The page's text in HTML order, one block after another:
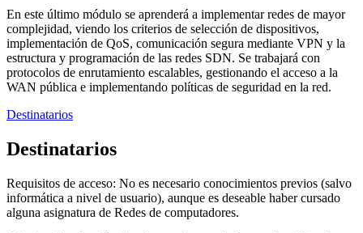
En este último módulo se aprenderá a implementar redes de mayor
complejidad, viendo los criterios de selección de dispositivos,
implementación de QoS, comunicación segura mediante VPN y la
estructura y programación de las redes SDN. Se trabajará con
protocolos de enrutamiento escalables, gestionando el acceso a la
WAN pública e implementando políticas de seguridad en la red.
Destinatarios
Destinatarios
Requisitos de acceso: No es necesario conocimientos previos (salvo
informática a nivel de usuario), aunque es deseable haber cursado
alguna asignatura de Redes de computadores.